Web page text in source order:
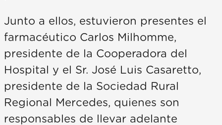
Junto a ellos, estuvieron presentes el
farmacéutico Carlos Milhomme,
presidente de la Cooperadora del
Hospital y el Sr. José Luis Casaretto,
presidente de la Sociedad Rural
Regional Mercedes, quienes son
responsables de llevar adelante